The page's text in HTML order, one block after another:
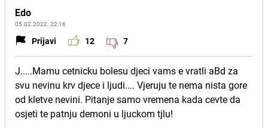
Edo
05.02.2022. 22:16
Prijavi 12 7
J.....Mamu cetnicku bolesu djeci vams e vratli aBd za
svu nevinu krv djece i ljudi.... Vjeruju te nema nista gore
od kletve nevini. Pitanje samo vremena kada cevte da
osjeti te patnju demoni u ljuckom tjlu!